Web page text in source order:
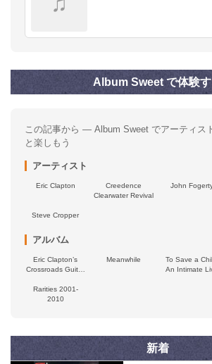
Album Sweet で体験
この記事から — Album Sweet でアーティス
と楽しもう
アーティスト
Eric Clapton
Creedence
Clearwater Revival
John
Steve Cropper
アルバム
Eric Clapton’s
Crossroads Guitar
Meanwhile
To Save a
An Intimate
Rarities 2001-
2010
新着